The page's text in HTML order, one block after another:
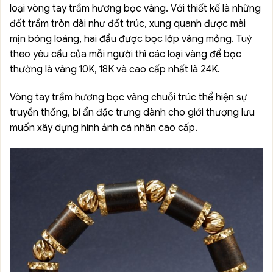
loại vòng tay trầm hương bọc vàng. Với thiết kế là những
đốt trầm tròn dài như đốt trúc, xung quanh được mài
mịn bóng loáng, hai đầu được bọc lớp vàng mỏng. Tuỳ
theo yêu cầu của mỗi người thì các loại vàng để bọc
thường là vàng 10K, 18K và cao cấp nhất là 24K.
Vòng tay trầm hương bọc vàng chuỗi trúc thể hiện sự
truyền thống, bí ẩn đặc trưng dành cho giới thượng lưu
muốn xây dựng hình ảnh cá nhân cao cấp.